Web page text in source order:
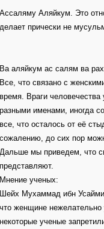
Ассаляму Аляйкум. Это
делает прически не
Ва аляйкум ас салям ва
Все, что связано с
время. Враги
разными именами, иногда
все, что осталось от её
сожалению, до сих пор
Дальше мы приведем, что
представляют.
Мнение ученых:
Шейх Мухаммад ибн
что женщине
некоторые ученые